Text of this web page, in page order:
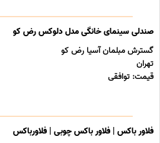
صندلی سینمای خانگی مدل دلوکس رض کو
گسترش مبلمان آسیا رض کو
تهران
قیمت: توافقی
فلاور باکس | فلاور باکس چوبی | فلاورباکس